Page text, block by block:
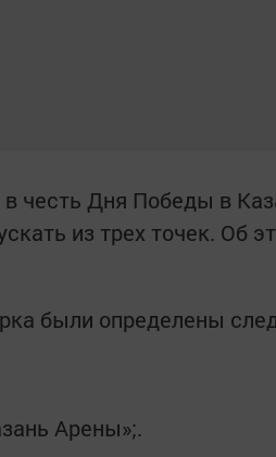
честь Дня Победы в
из трех точек. Об
были определены
Арены»;.